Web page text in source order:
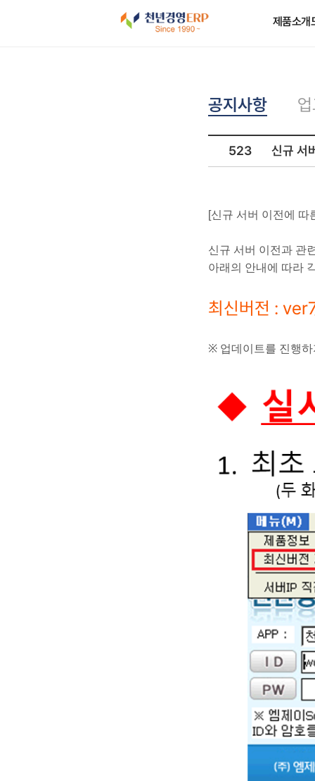
제품소개
공지사항
523 신규 서
[신규 서버 이전에 따
신규 서버 이전과 관
아래의 안내에 따라
최신버전 :
※ 업데이트를 진행